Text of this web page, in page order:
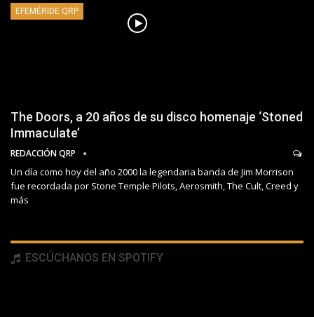
EFEMÉRIDE QRP
The Doors, a 20 años de su disco homenaje ‘Stoned
Immaculate’
REDACCIÓN QRP
Un día como hoy del año 2000 la legendaria banda de Jim Morrison
fue recordada por Stone Temple Pilots, Aerosmith, The Cult, Creed y
más
ESCÚCHANOS EN SPOTIFY